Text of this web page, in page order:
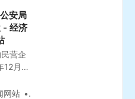
安局
- 经济
营企
月，
简单的
网站